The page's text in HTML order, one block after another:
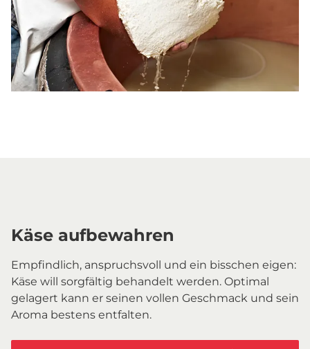
Käse aufbewahren
Empfindlich, anspruchsvoll und ein bisschen eigen:
Käse will sorgfältig behandelt werden. Optimal
gelagert kann er seinen vollen Geschmack und sein
Aroma bestens entfalten.